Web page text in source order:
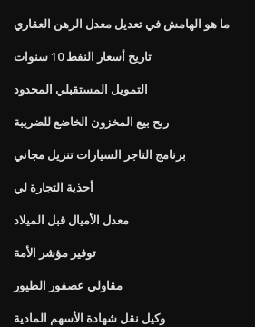
ما هو الهامش في تعديل معدل الرهن العقاري
تاريخ أسعار النفط 10 سنوات
التمويل المستقبلي المحدود
ربح بيع المخزون الخاضع للضريبة
برنامج التاجر السيارات تنزيل مجاني
أحذية التجارة لي
معدل الأميال قبل الميلاد
توفير مؤشر الأمة
مقاولي عصفور الطيور
وكيل نقل شهادة الأسهم المادية